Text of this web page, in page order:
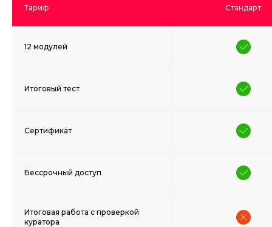
Тариф Стандарт
12 модулей
Итоговый тест
Сертификат
Бессрочный доступ
Итоговая работа с проверкой
куратора